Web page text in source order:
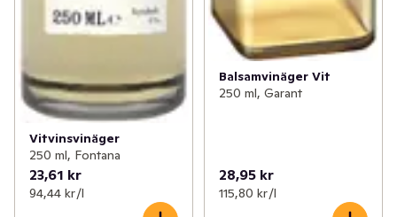
Vitvinsvinäger
250 ml, Fontana
23,61 kr
94,44 kr /l
Balsamvinäger Vit
250 ml, Garant
28,95 kr
115,80 kr /l